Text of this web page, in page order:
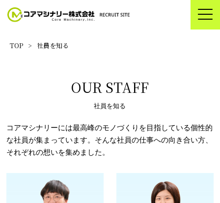
TOP > 社員を知る
OUR STAFF
社員を知る
コアマシナリーには最高峰のモノづくりを目指している個性的
な社員が集まっています。 そんな社員の仕事への向き合い方、
それぞれの想いを集めました。